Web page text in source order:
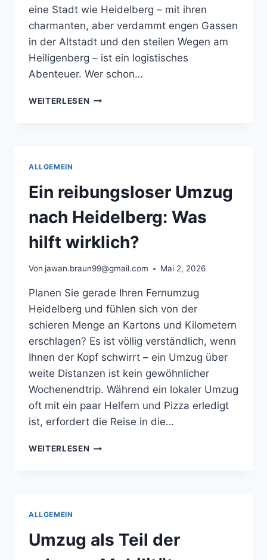
eine Stadt wie Heidelberg – mit ihren
charmanten, aber verdammt engen Gassen
in der Altstadt und den steilen Wegen am
Heiligenberg – ist ein logistisches
Abenteuer. Wer schon…
WEITERLESEN EIN
WIRKLICH?
ALLGEMEIN
Ein reibungsloser Umzug
nach Heidelberg: Was
hilft wirklich?
Von jawan.braun99@gmail.com Mai 2, 2026
Planen Sie gerade Ihren Fernumzug
Heidelberg und fühlen sich von der
schieren Menge an Kartons und Kilometern
erschlagen? Es ist völlig verständlich, wenn
Ihnen der Kopf schwirrt – ein Umzug über
weite Distanzen ist kein gewöhnlicher
Wochenendtrip. Während ein lokaler Umzug
oft mit ein paar Helfern und Pizza erledigt
ist, erfordert die Reise in die…
WEITERLESEN EIN
WIRKLICH?
ALLGEMEIN
Umzug als Teil der